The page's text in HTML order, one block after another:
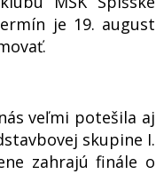
je 19. august
veľmi potešila aj
skupine I.
zahrajú finále o